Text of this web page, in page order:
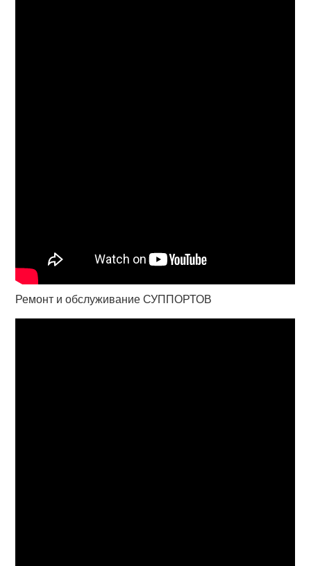
Ремонт и обслуживание СУППОРТОВ